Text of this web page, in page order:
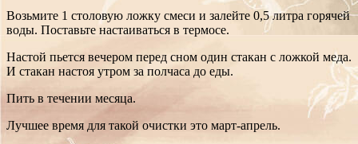
Возьмите 1 столовую ложку смеси и залейте 0,5 литра горячей
воды. Поставьте настаиваться в термосе.
Настой пьется вечером перед сном один стакан с ложкой меда.
И стакан настоя утром за полчаса до еды.
Пить в течении месяца.
Лучшее время для такой очистки это март-апрель.